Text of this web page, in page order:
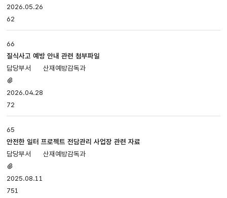
있음
2026.05.26
62
66
질식사고 예방 안내 관련 첨부파일
산재예방감독과
있음
2026.04.28
72
65
안전한 일터 프로젝트 전담관리 사업장 관련 자료
산재예방감독과
있음
2025.08.11
751